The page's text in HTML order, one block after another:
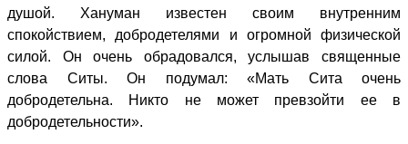
душой. Хануман известен своим внутренним
спокойствием, добродетелями и огромной физической
силой. Он очень обрадовался, услышав священные
слова Ситы. Он подумал: «Мать Сита очень
добродетельна. Никто не может превзойти ее в
добродетельности».